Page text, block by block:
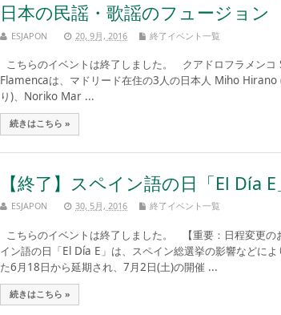
日本の民謡・歌謡のフュージョン
ESJAPON 20, 9月, 2016 終了イベント一覧
こちらのイベントは終了しました。 クアドロフラメンコ
Flamencaは、マドリード在住の3人の日本人 Miho Hirano
り)、Noriko Mar ...
続きはこちら »
【終了】スペイン語の日「El Día E
ESJAPON 30, 5月, 2016 終了イベント一覧
こちらのイベントは終了しました。 【重要：日程変更の
イン語の日「El Día E」は、スペイン総選挙の影響などに
た6月18日から延期され、7月2日(土)の開催 ...
続きはこちら »